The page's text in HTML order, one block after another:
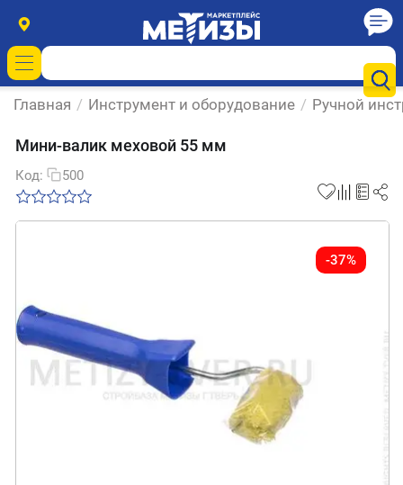
Главная / Инструмент и оборудование / Ручной
Мини-валик меховой 55 мм
Код: 500
-37%